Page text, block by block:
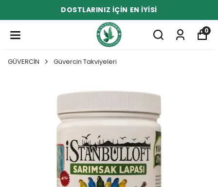
DOSTLARINIZ İÇİN EN İYİSİ
0
GÜVERCİN Güvercin Takviyeleri